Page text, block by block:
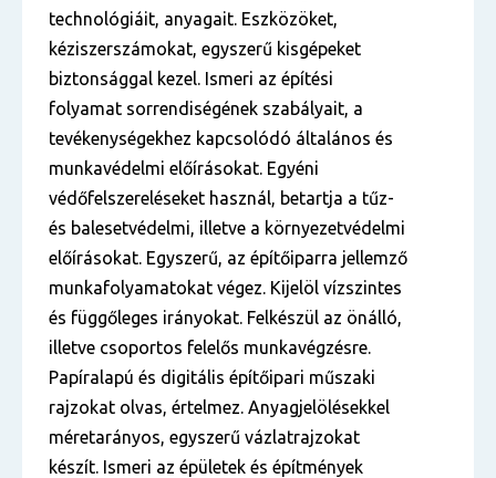
technológiáit, anyagait. Eszközöket,
kéziszerszámokat, egyszerű kisgépeket
biztonsággal kezel. Ismeri az építési
folyamat sorrendiségének szabályait, a
tevékenységekhez kapcsolódó általános és
munkavédelmi előírásokat. Egyéni
védőfelszereléseket használ, betartja a tűz-
és balesetvédelmi, illetve a környezetvédelmi
előírásokat. Egyszerű, az építőiparra jellemző
munkafolyamatokat végez. Kijelöl vízszintes
és függőleges irányokat. Felkészül az önálló,
illetve csoportos felelős munkavégzésre.
Papíralapú és digitális építőipari műszaki
rajzokat olvas, értelmez. Anyagjelölésekkel
méretarányos, egyszerű vázlatrajzokat
készít. Ismeri az épületek és építmények